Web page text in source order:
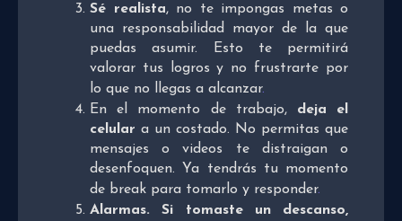
Sé realista, no te impongas metas o
una responsabilidad mayor de la que
puedas asumir. Esto te permitirá
valorar tus logros y no frustrarte por
lo que no llegas a alcanzar.
En el momento de trabajo, deja el
celular a un costado. No permitas que
mensajes o videos te distraigan o
desenfoquen. Ya tendrás tu momento
de break para tomarlo y responder.
Alarmas. Si tomaste un descanso,